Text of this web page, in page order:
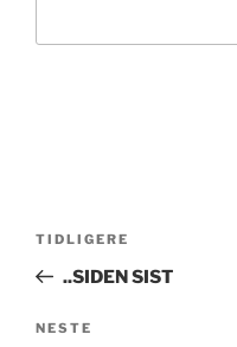
Innleggsnavigasjon
Forrige
innlegg
TIDLIGERE
..SIDEN SIST
Neste
NESTE